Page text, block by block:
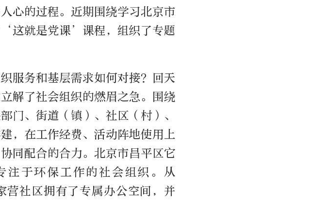
心的过程。近期围绕学习北京市
这就是党课’课程，组织了专题
服务和基层需求如何对接？回天
解了社会组织的燃眉之急。围绕
门、街道（镇）、社区（村）、
，在工作经费、活动阵地使用上
同配合的合力。北京市昌平区它
注于环保工作的社会组织。从
社区拥有了专属办公空间，并